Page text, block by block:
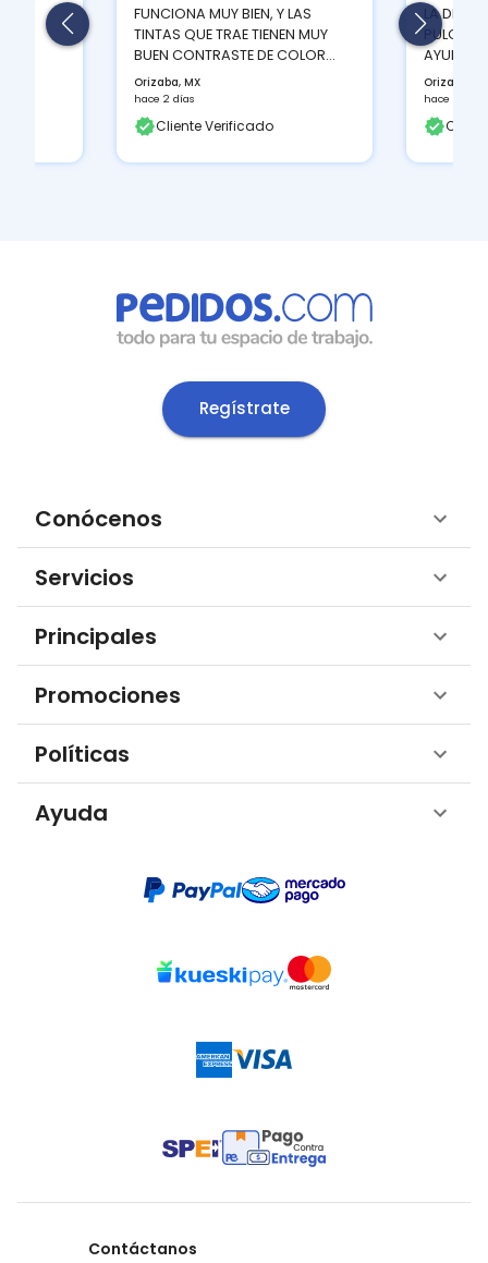
FUNCIONA MUY BIEN, Y LAS
TINTAS QUE TRAE TIENEN MUY
BUEN CONTRASTE DE COLOR...
Orizaba, MX
hace 2 días
Cliente Verificado
LA
AYUDA A
Orizaba,
hace 2 días
Regístrate
Conócenos
Servicios
Principales
Promociones
Políticas
Ayuda
Contáctanos